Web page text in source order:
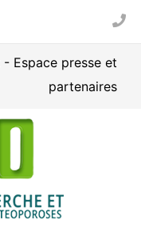
Espace presse et
partenaires